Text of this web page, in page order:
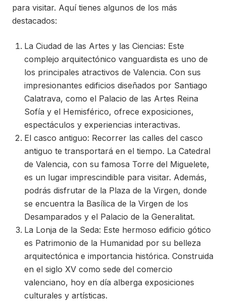
para visitar. Aquí tienes algunos de los más
destacados:
La Ciudad de las Artes y las Ciencias: Este
complejo arquitectónico vanguardista es uno de
los principales atractivos de Valencia. Con sus
impresionantes edificios diseñados por Santiago
Calatrava, como el Palacio de las Artes Reina
Sofía y el Hemisférico, ofrece exposiciones,
espectáculos y experiencias interactivas.
El casco antiguo: Recorrer las calles del casco
antiguo te transportará en el tiempo. La Catedral
de Valencia, con su famosa Torre del Miguelete,
es un lugar imprescindible para visitar. Además,
podrás disfrutar de la Plaza de la Virgen, donde
se encuentra la Basílica de la Virgen de los
Desamparados y el Palacio de la Generalitat.
La Lonja de la Seda: Este hermoso edificio gótico
es Patrimonio de la Humanidad por su belleza
arquitectónica e importancia histórica. Construida
en el siglo XV como sede del comercio
valenciano, hoy en día alberga exposiciones
culturales y artísticas.